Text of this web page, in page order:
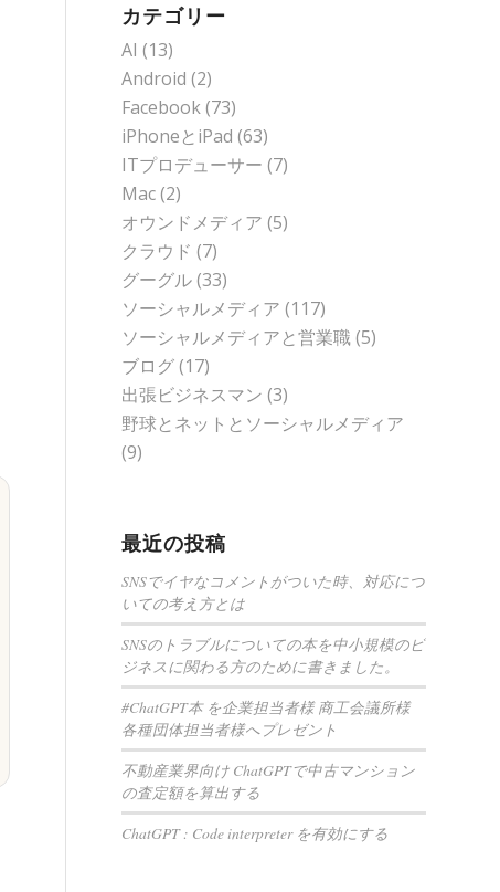
カテゴリー
AI (13)
Android (2)
Facebook(73)
iPhoneとiPad (63)
ITプロデューサー (7)
Mac(2)
オウンドメディア (5)
クラウド (7)
グーグル(33)
ソーシャルメディア (117)
ソーシャルメディアと営業職(5)
ブログ(17)
出張ビジネスマン (3)
野球とネットとソーシャルメディア
(9)
最近の投稿
SNSでイヤなコメントがついた時、対応につ
いての考え方とは
SNSのトラブルについての本を中小規模のビ
ジネスに関わる方のために書きました。
#ChatGPT本 を企業担当者様 商工会議所様
各種団体担当者様へプレゼント
不動産業界向け ChatGPTで中古マンション
の査定額を算出する
ChatGPT : Code interpreter を有効にする